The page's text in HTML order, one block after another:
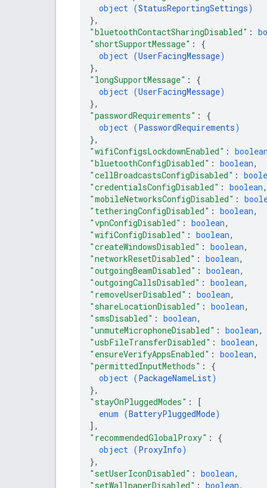
object (StatusReportingSettings)
},
"bluetoothContactSharingDisabled" :
"shortSupportMessage" : {
object (UserFacingMessage)
},
"longSupportMessage" : {
object (UserFacingMessage)
},
"passwordRequirements" : {
object (PasswordRequirements)
},
"wifiConfigsLockdownEnabled" : boolean
"bluetoothConfigDisabled" : boolean,
"cellBroadcastsConfigDisabled" :
"credentialsConfigDisabled" : boolean,
"mobileNetworksConfigDisabled" :
"tetheringConfigDisabled" : boolean,
"vpnConfigDisabled" : boolean,
"wifiConfigDisabled" : boolean,
"createWindowsDisabled" : boolean,
"networkResetDisabled" : boolean,
"outgoingBeamDisabled" : boolean,
"outgoingCallsDisabled" : boolean,
"removeUserDisabled" : boolean,
"shareLocationDisabled" : boolean,
"smsDisabled" : boolean,
"unmuteMicrophoneDisabled" : boolean,
"usbFileTransferDisabled" : boolean,
"ensureVerifyAppsEnabled" : boolean,
"permittedInputMethods" : {
object (PackageNameList)
},
"stayOnPluggedModes" :
[
enum (BatteryPluggedMode)
] ,
"recommendedGlobalProxy" : {
object (ProxyInfo)
},
"setUserIconDisabled" : boolean,
"setWallpaperDisabled" : boolean,